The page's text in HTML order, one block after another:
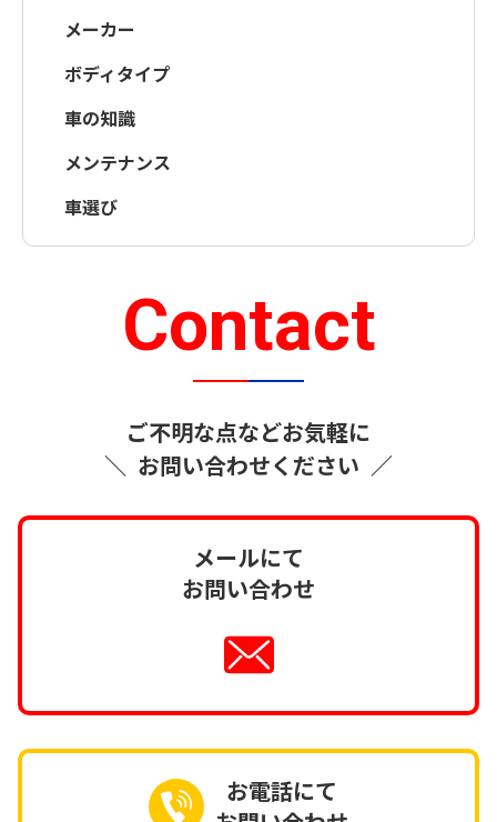
メーカー
ボディタイプ
車の知識
メンテナンス
車選び
Contact
＼
ご不明な点などお気軽に
お問い合わせください ／
メールにて
お問い合わせ
お電話にて